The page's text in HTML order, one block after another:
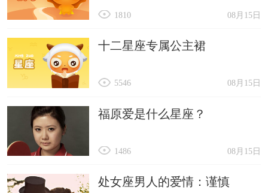
08月15日
1810
十二星座专属公主裙
08月15日
5546
福原爱是什么星座？
08月15日
1486
处女座男人的爱情：谨慎